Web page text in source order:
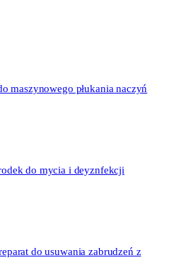
maszynowego płukania naczyń
do mycia i deyznfekcji
do usuwania zabrudzeń z